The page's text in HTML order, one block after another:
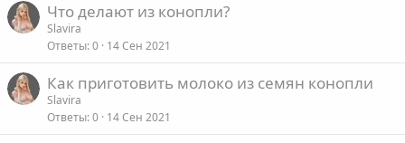
Что делают из конопли?
Slavira
Ответы 0 14 Сен 2021
Как приготовить молоко из семян конопли
Slavira
Ответы 0 14 Сен 2021